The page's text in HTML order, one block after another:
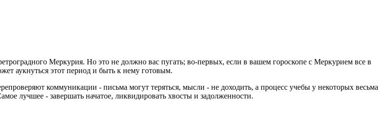
Меркурия. Но это не должно вас пугать; во-первых, если в вашем гороскопе с Меркурием все в
аукнуться этот период и быть к нему готовым.
коммуникации - письма могут теряться, мысли - не доходить, а процесс учебы у некоторых весьма
лучшее - завершать начатое, ликвидировать хвосты и задолженности.